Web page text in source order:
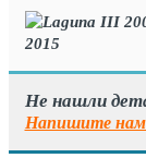
Не нашли
Напишите